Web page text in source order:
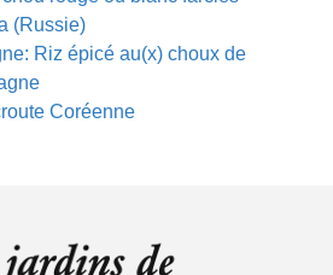
(Russie)
Riz épicé au(x) choux de
Coréenne